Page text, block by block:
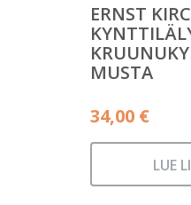
ERNST
MUSTA
34,00 €
LUE